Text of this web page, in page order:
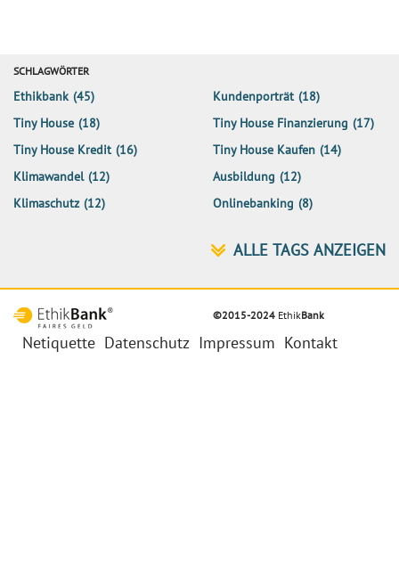
SCHLAGWÖRTER
Ethikbank (45) Kundenporträt (18)
Tiny House (18) Tiny House Finanzierung (17)
Tiny House Kredit (16) Tiny House Kaufen (14)
Klimawandel (12) Ausbildung (12)
Klimaschutz (12) Onlinebanking (8)
©2015-2024 EthikBank
Netiquette Datenschutz Impressum Kontakt